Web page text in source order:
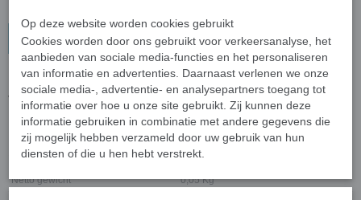
In winkelwagen
Fleurige ruitvormige steentjes. De steentjes hebben een afmeting
van 12 x 19 mm en een dikte van 6 mm.
In 50 gram zitten ongeveer 24 steentjes.
Specificaties
Netto gewicht 0,05 Kg
Op deze website worden cookies gebruikt
Cookies worden door ons gebruikt voor verkeersanalyse, het
aanbieden van sociale media-functies en het personaliseren
van informatie en advertenties. Daarnaast verlenen we onze
sociale media-, advertentie- en analysepartners toegang tot
informatie over hoe u onze site gebruikt. Zij kunnen deze
informatie gebruiken in combinatie met andere gegevens die
zij mogelijk hebben verzameld door uw gebruik van hun
diensten of die u hen hebt verstrekt.